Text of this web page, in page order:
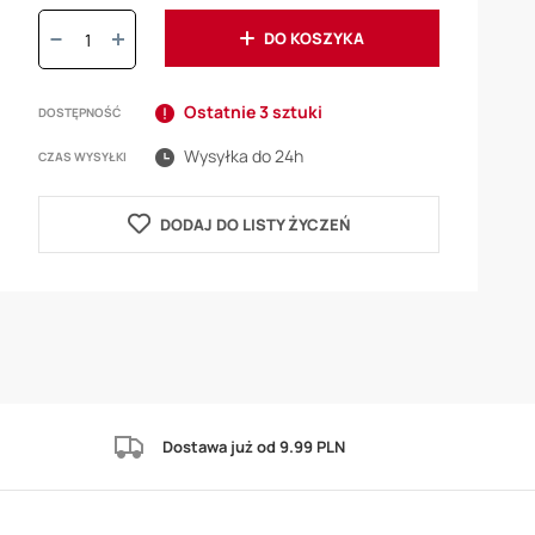
Ilość:
DO KOSZYKA
DOSTĘPNOŚĆ Ostatnie 3 sztuki
CZAS WYSYŁKI Wysyłka do 24h
DODAJ DO LISTY ŻYCZEŃ
Dostawa już od 9.99 PLN